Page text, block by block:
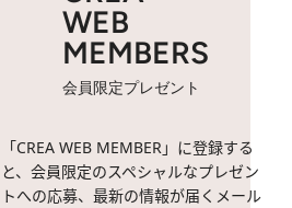
WEB
MEMBERS
会員限定プレゼント
「CREA WEB MEMBER」に登録する
と、会員限定のスペシャルなプレゼン
トへの応募、最新の情報が届くメール